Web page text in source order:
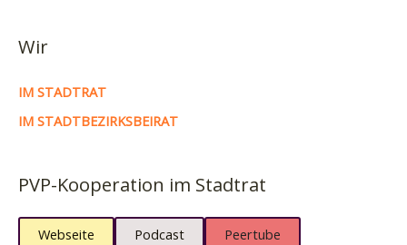
Wir
IM STADTRAT
IM STADTBEZIRKSBEIRAT
PVP-Kooperation im Stadtrat
Webseite Podcast
Peertube